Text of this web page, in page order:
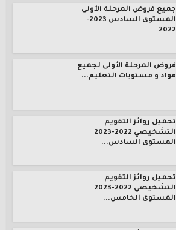
جميع فروض المرحلة الأولى
المستوى السادس 2023-
2022
فروض المرحلة الأولى لجميع
مواد و مستويات التعليم...
تحميل روائز التقويم
التشخيصي 2022-2023
المستوى السادس...
تحميل روائز التقويم
التشخيصي 2022-2023
المستوى الخامس...